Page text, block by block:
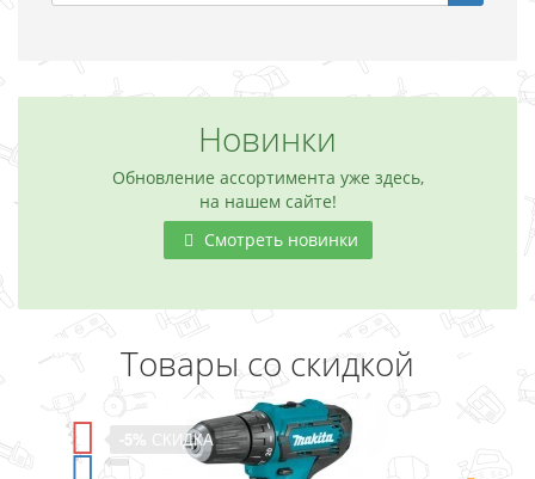
Новинки
Обновление ассортимента уже здесь,
на нашем сайте!
Смотреть новинки
Товары со скидкой
-5%